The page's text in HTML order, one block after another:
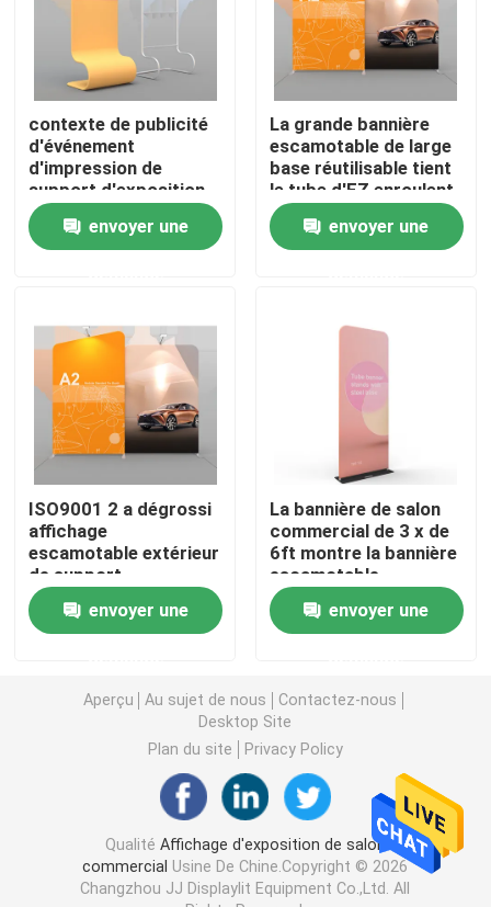
Visite d'usine
Contrôle de la qualité
Contact
Tous les cas
Affichage d'exposition de salon commercial
Affichage modulaire d'exposition
Sautez l'affichage d'exposition
Trade Show Hanging Banner
Caisson lumineux de SEG
Présentoir de voûte
Personnalisé épousant des contextes
contexte de publicité
d'événement
d'impression de
support d'exposition
de support de
bannière de salon
commercial de 120cm
envoyer une
La grande bannière
escamotable de large
base réutilisable tient
le tube d'EZ enroulent
l'exposition
envoyer une
ISO9001 2 a dégrossi
affichage
escamotable extérieur
de support
escamotable de
bannière 36 pouces
envoyer une
La bannière de salon
commercial de 3 x de
6ft montre la bannière
escamotable
bilatérale pour la
promotion
d'événement
envoyer une
Aperçu Au sujet de nous
Contactez-nous
Desktop Site
Plan du site
Privacy Policy
Qualité Affichage d'exposition de salon
commercial Usine De Chine.Copyright © 2026
Changzhou JJ Displaylit Equipment Co.,Ltd. All